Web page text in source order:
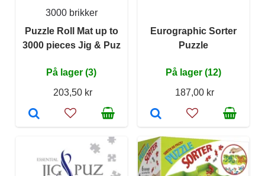
3000 brikker
Puzzle Roll Mat up to
3000 pieces Jig & Puz
På lager (3)
203,50 kr
Eurographic Sorter
Puzzle
På lager (12)
187,00 kr